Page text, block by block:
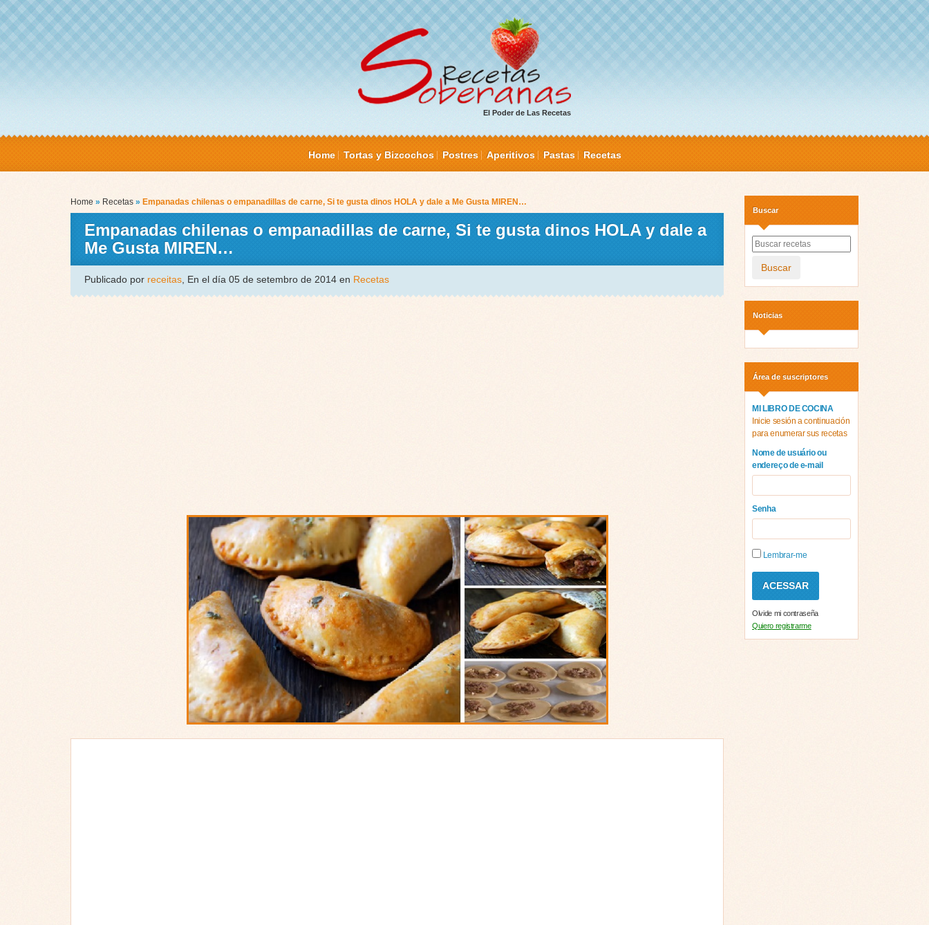
El Poder de Las Recetas
Home Tortas y Bizcochos Postres Aperitivos Pastas Recetas
Home » Recetas » Empanadas chilenas o empanadillas de carne, Si te gusta dinos HOLA y dale a Me Gusta MIREN…
Empanadas chilenas o empanadillas de carne, Si te gusta dinos HOLA y dale a
Me Gusta MIREN…
Publicado por receitas , En el día 05 de setembro de 2014 en Recetas
Buscar
Buscar
Noticias
Área de suscriptores
MI LIBRO DE COCINA
Inicie sesión a continuación
para enumerar sus recetas
Nome de usuário ou
endereço de e-mail
Senha
Lembrar-me
Olvide mi contraseña
Quiero registrarme